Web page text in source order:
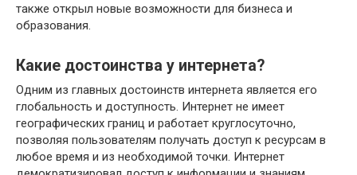
также открыл новые возможности для бизнеса и
образования.
Какие достоинства у интернета?
Одним из главных достоинств интернета является его
глобальность и доступность. Интернет не имеет
географических границ и работает круглосуточно,
позволяя пользователям получать доступ к ресурсам в
любое время и из необходимой точки. Интернет